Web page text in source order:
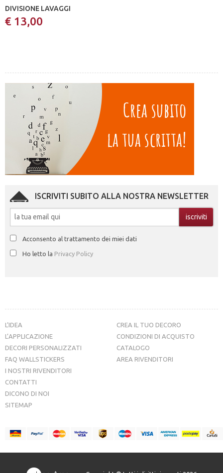
DIVISIONE LAVAGGI
€ 13,00
ISCRIVITI SUBITO ALLA NOSTRA NEWSLETTER
Acconsento al trattamento dei miei dati
Ho letto la Privacy Policy
L’IDEA
L’APPLICAZIONE
DECORI PERSONALIZZATI
FAQ WALLSTICKERS
CREA IL TUO DECORO
CONDIZIONI DI ACQUISTO
CATALOGO
AREA RIVENDITORI
I NOSTRI RIVENDITORI
CONTATTI
DICONO DI NOI
SITEMAP